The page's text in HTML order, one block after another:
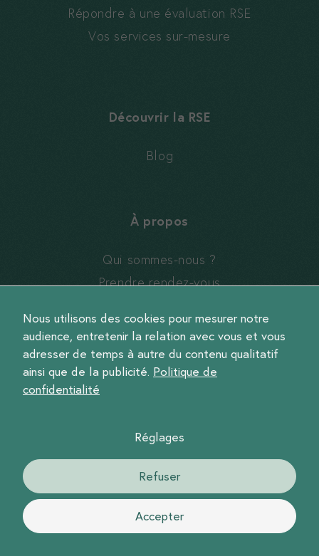
Répondre à une évaluation RSE
Vos services sur-mesure
Découvrir la RSE
Blog
À propos
Qui sommes-nous ?
Prendre rendez-vous
Leave
Prénom et nom
Votre structure
Nous utilisons des cookies pour mesurer notre
audience, entretenir la relation avec vous et vous
adresser de temps à autre du contenu qualitatif
ainsi que de la publicité. Politique de
confidentialité
Réglages
Refuser
Accepter